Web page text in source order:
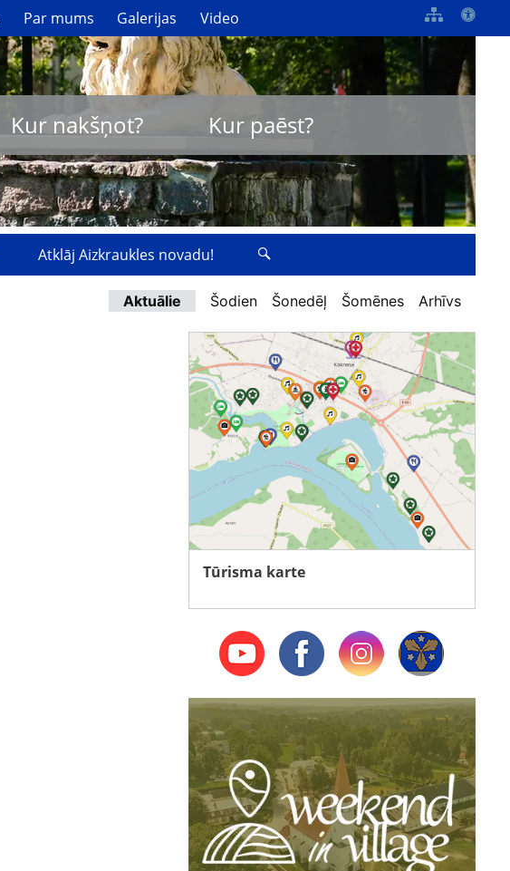
Par mums Galerijas Video
Kur nakšņot? Kur paēst?
Atklāj Aizkraukles novadu!
Aktuālie Šodien Šonedēļ Šomēnes Arhīvs
Tūrisma karte